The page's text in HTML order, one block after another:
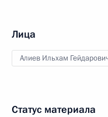
Лица
Алиев Ильхам
Статус материала